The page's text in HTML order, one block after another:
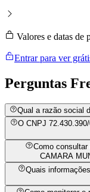
Valores e datas de
Entrar para ver
Perguntas
Qual a razão social
O CNPJ
Como
CAMARA
Quais